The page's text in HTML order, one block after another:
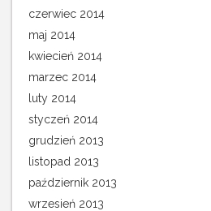
czerwiec 2014
maj 2014
kwiecień 2014
marzec 2014
luty 2014
styczeń 2014
grudzień 2013
listopad 2013
październik 2013
wrzesień 2013